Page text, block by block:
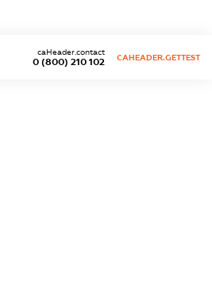
0 (800) 210 102
caHeader.contact
CAHEADER.GETTEST